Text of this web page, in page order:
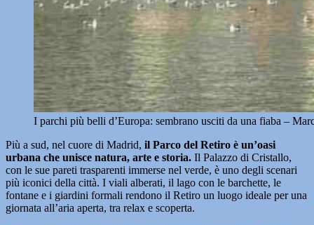
I parchi più belli d’Europa: sembrano usciti da una fiaba –
Più a sud, nel cuore di Madrid, il Parco del Retiro è un’oasi
urbana che unisce natura, arte e storia. Il Palazzo di Cristallo,
con le sue pareti trasparenti immerse nel verde, è uno degli scenari
più iconici della città. I viali alberati, il lago con le barchette, le
fontane e i giardini formali rendono il Retiro un luogo ideale per una
giornata all’aria aperta, tra relax e scoperta.